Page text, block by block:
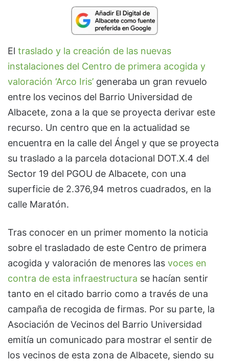
El traslado y la creación de las nuevas
instalaciones del Centro de primera acogida y
valoración ‘Arco Iris’ generaba un gran revuelo
entre los vecinos del Barrio Universidad de
Albacete, zona a la que se proyecta derivar este
recurso. Un centro que en la actualidad se
encuentra en la calle del Ángel y que se proyecta
su traslado a la parcela dotacional DOT.X.4 del
Sector 19 del PGOU de Albacete, con una
superficie de 2.376,94 metros cuadrados, en la
calle Maratón.
Tras conocer en un primer momento la noticia
sobre el trasladado de este Centro de primera
acogida y valoración de menores las voces en
contra de esta infraestructura se hacían sentir
tanto en el citado barrio como a través de una
campaña de recogida de firmas. Por su parte, la
Asociación de Vecinos del Barrio Universidad
emitía un comunicado para mostrar el sentir de
los vecinos de esta zona de Albacete, siendo su